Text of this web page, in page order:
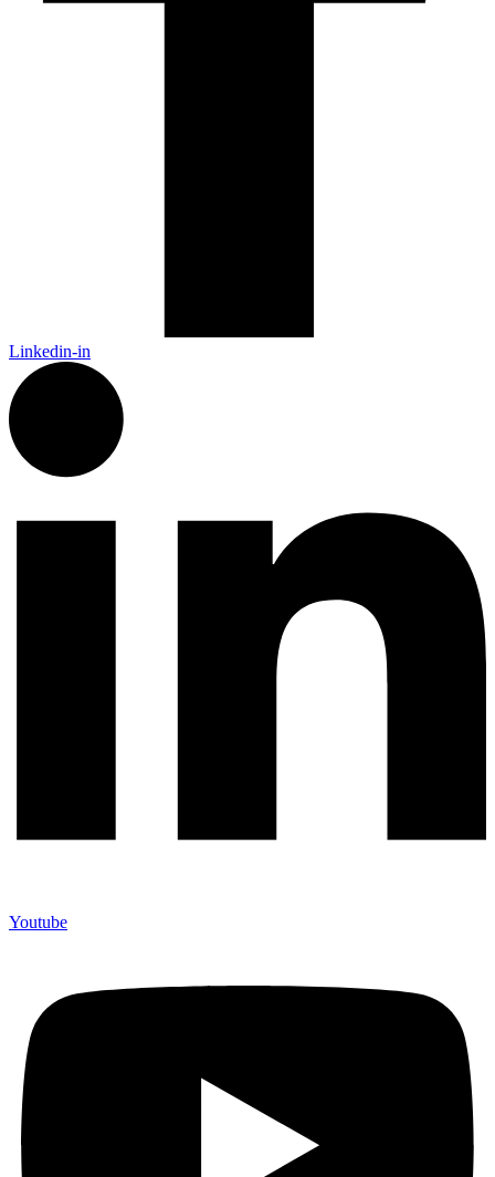
Linkedin-in
Youtube